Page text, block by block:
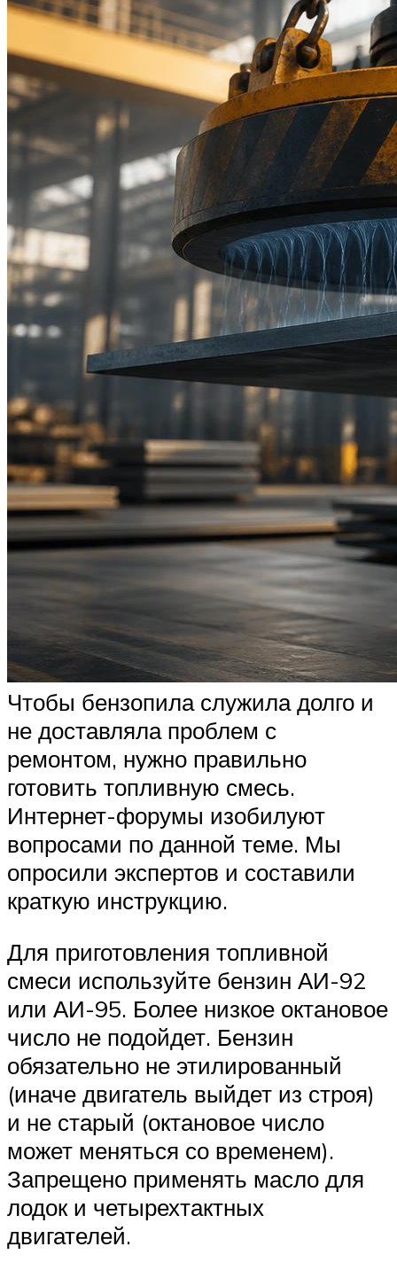
Чтобы бензопила служила долго и
не доставляла проблем с
ремонтом, нужно правильно
готовить топливную смесь.
Интернет-форумы изобилуют
вопросами по данной теме. Мы
опросили экспертов и составили
краткую инструкцию.
Для приготовления топливной
смеси используйте бензин АИ-92
или АИ-95. Более низкое октановое
число не подойдет. Бензин
обязательно не этилированный
(иначе двигатель выйдет из строя)
и не старый (октановое число
может меняться со временем).
Запрещено применять масло для
лодок и четырехтактных
двигателей.